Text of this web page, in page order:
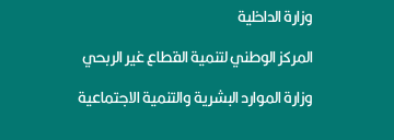
وزارة الداخلية
المركز الوطني لتنمية القطاع غير الربحي
وزارة الموارد البشرية والتنمية الاجتماعية